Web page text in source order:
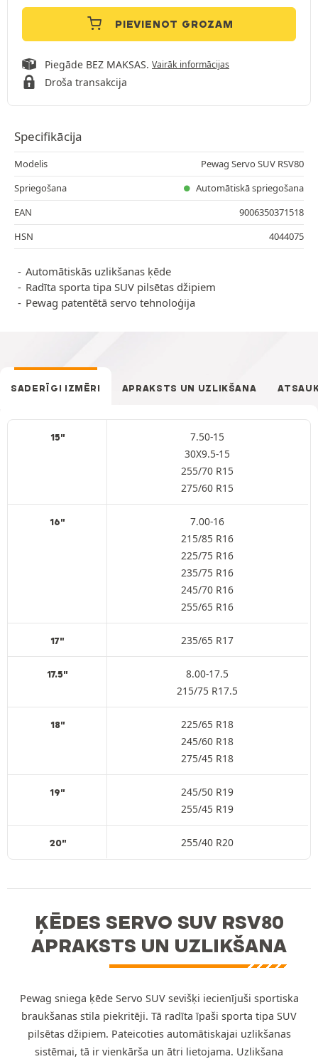
PIEVIENOT GROZAM
Piegāde BEZ MAKSAS. Vairāk informācijas
Droša transakcija
Specifikācija
Modelis
Pewag Servo SUV RSV80
Spriegošana
Automātiskā spriegošana
EAN
9006350371518
HSN
4044075
Automātiskās uzlikšanas ķēde
Radīta sporta tipa SUV pilsētas džipiem
Pewag patentētā servo tehnoloģija
SADERĪGI IZMĒRI APRAKSTS UN UZLIKŠANA
15"
7.50-15
30X9.5-15
255/70 R15
275/60 R15
16"
7.00-16
215/85 R16
225/75 R16
235/75 R16
245/70 R16
255/65 R16
17" 235/65 R17
17.5"
8.00-17.5
215/75 R17.5
18"
225/65 R18
245/60 R18
275/45 R18
19"
245/50 R19
255/45 R19
20" 255/40 R20
ĶĒDES SERVO SUV RSV80
APRAKSTS UN UZLIKŠANA
Pewag sniega ķēde Servo SUV sevišķi iecienījuši sportiska
braukšanas stila piekritēji. Tā radīta īpaši sporta tipa SUV
pilsētas džipiem. Pateicoties automātiskajai uzlikšanas
sistēmai, tā ir vienkārša un ātri lietojama. Uzlikšana